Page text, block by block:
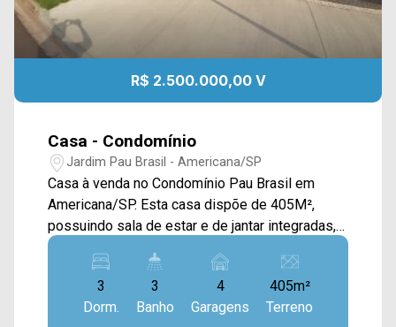
R$ 2.500.000,00 V
Casa - Condomínio
Jardim Pau Brasil - Americana/SP
Casa à venda no Condomínio Pau Brasil em
Americana/SP. Esta casa dispõe de 405M²,
possuindo sala de estar e de jantar integradas,
cozinha com armários planejados e cooktop,
escritório, academia, espaço gourmet com
churrasqueira e área de serviço com armários.
Possui acabamento com piso de porcelanato e
3
Dorm.
3
Banho
4
Garagens
405m²
Terreno